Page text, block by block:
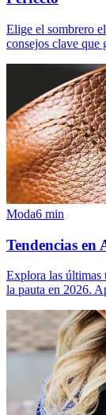
Elige el sombrero
consejos clave que
Moda6 min
Tendencias en
Explora las últimas
la pauta en 2026.